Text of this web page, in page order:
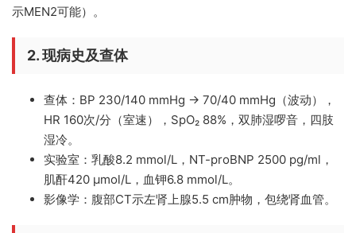
示MEN2可能）。
2. 现病史及查体
查体： BP 230/140 mmHg → 70/40 mmHg（波动），
HR 160次/分（室速），SpO₂ 88%，双肺湿啰音，四肢
湿冷。
实验室： 乳酸8.2 mmol/L，NT-proBNP 2500 pg/ml，
肌酐420 μmol/L，血钾6.8 mmol/L。
影像学： 腹部CT示左肾上腺5.5 cm肿物，包绕肾血管。